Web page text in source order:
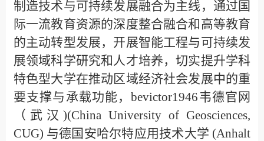
制造技术与可持续发展融合为主线，通过国
际一流教育资源的深度整合融合和高等教育
的主动转型发展，开展智能工程与可持续发
展领域科学研究和人才培养，切实提升学科
特色型大学在推动区域经济社会发展中的重
要支撑与承载功能，bevictor1946韦德官网
（武汉)(China University of Geosciences,
CUG) 与德国安哈尔特应用技术大学 (Anhalt